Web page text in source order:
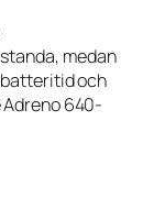
medan
och
640-